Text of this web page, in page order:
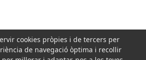
de:
cookies pròpies i de tercers per
de navegació òptima i recollir